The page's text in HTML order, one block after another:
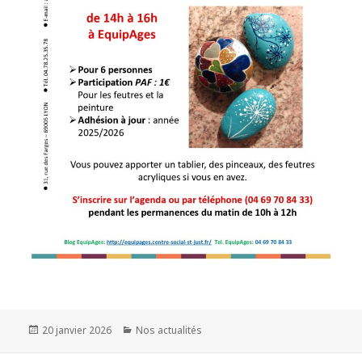
20 janvier 2026 Nos actualités